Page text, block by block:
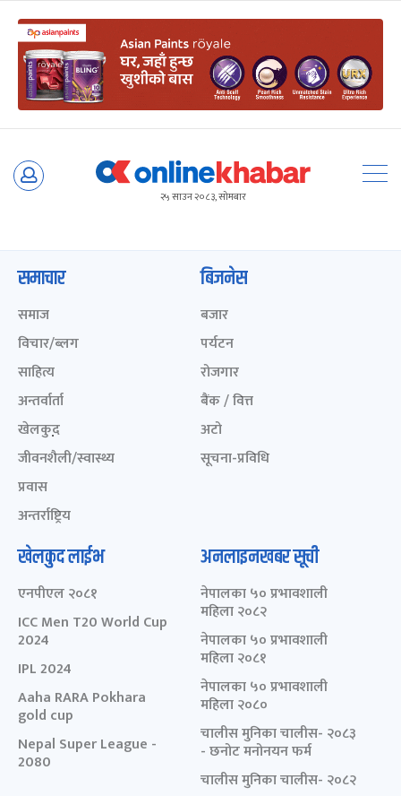
Skip
२५ साउन २०८३, सोमबार
समाचार
समाज
विचार/ब्लग
साहित्य
अन्तर्वार्ता
खेलकुद़़
जीवनशैली/स्वास्थ्य
प्रवास
अन्तर्राष्ट्रिय
बिजनेस
बजार
पर्यटन
रोजगार
बैंक / वित्त
अटो
सूचना-प्रविधि
खेलकुद लाईभ
एनपीएल २०८१
ICC Men T20 World Cup
2024
IPL 2024
Aaha RARA Pokhara
gold cup
Nepal Super League -
2080
अनलाइनखबर सूची
नेपालका ५० प्रभावशाली
महिला २०८२
नेपालका ५० प्रभावशाली
महिला २०८१
नेपालका ५० प्रभावशाली
महिला २०८०
चालीस मुनिका चालीस- २०८३
- छनोट मनोनयन फर्म
चालीस मुनिका चालीस- २०८२